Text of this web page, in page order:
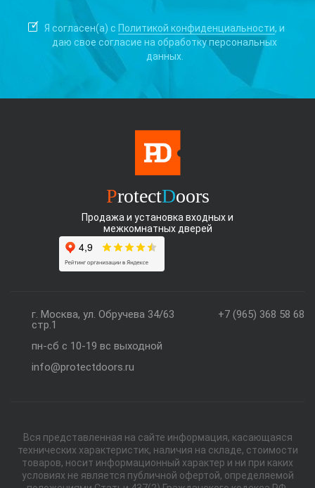
Я согласен(а) с Политикой конфиденциальности, и
даю свое согласие на обработку персональных
данных.
ProtectDoors
Продажа и установка входных и
межкомнатных дверей
+7 (965) 368 58 68
г. Москва, ул. Обручева 34/63
стр.1
пн-сб с 10-19 вс выходной
info@protectdoors.ru
Вся представленная на сайте информация, касающаяся
технических характеристик, наличия на складе, стоимости
товаров, носит информационный характер и ни при каких
условиях не является публичной офертой, определяемой